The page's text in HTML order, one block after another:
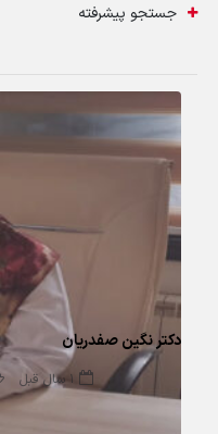
جستجو پیشرفته
دکتر نگین صفدریان
1 سال قبل